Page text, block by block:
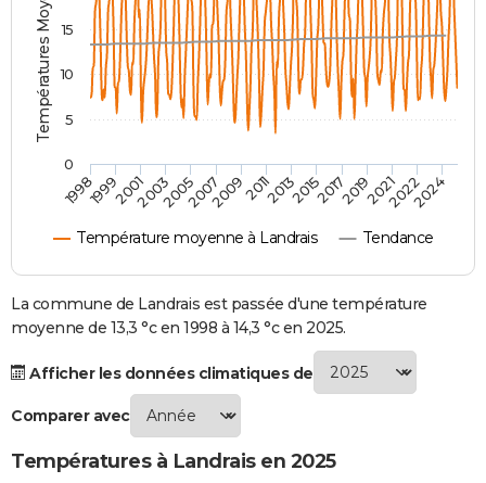
Destinations
City break
Voyage nature
Voyage de noces
Forum
Climat
PHOTO
GUIDES D'ACHAT
BONS PLANS
CARTE DE VOEUX
Carte de Noël
Carte Bonne année
Carte Saint-Valentin
Carte Pâques
Carte d'anniversaire
DICTIONNAIRE
Dictionnaire
Biographies
Citations
Expressions
Proverbes
PROGRAMME TV
S'inscrire
Se connecter
Lycées
Collèges
Primaires
Universités
Entreprises
Service militaire
Avis de recherche
AVIS DE DÉCÈS
FORUM
Bricolage
Lifestyle
Culture
Sport
Auto
Television
Voyage
Cinema
Température moyenne à Landrais Tendance
199819992001200320052007200920112013201520172019202120222024
0
5
10
15
La commune de Landrais est passée d'une température
moyenne de 13,3 °c en 1998 à 14,3 °c en 2025.
Afficher les données climatiques de
Comparer avec
Températures à Landrais en 2025